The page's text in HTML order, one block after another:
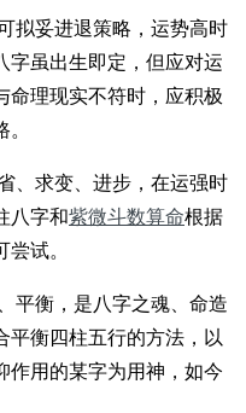
拟妥进退策略，运势高时
字虽出生即定，但应对运
命理现实不符时，应积极
、求变、进步，在运强时
八字和紫微斗数算命根据
试。
平衡，是八字之魂、命造
平衡四柱五行的方法，以
作用的某字为用神，如今